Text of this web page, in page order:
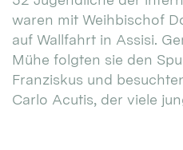
waren mit Weihbischof
auf Wallfahrt in Assisi.
Mühe folgten sie den
Franziskus und
Carlo Acutis, der viele